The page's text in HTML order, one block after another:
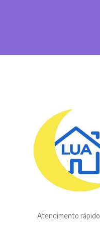
Atendimento rápido